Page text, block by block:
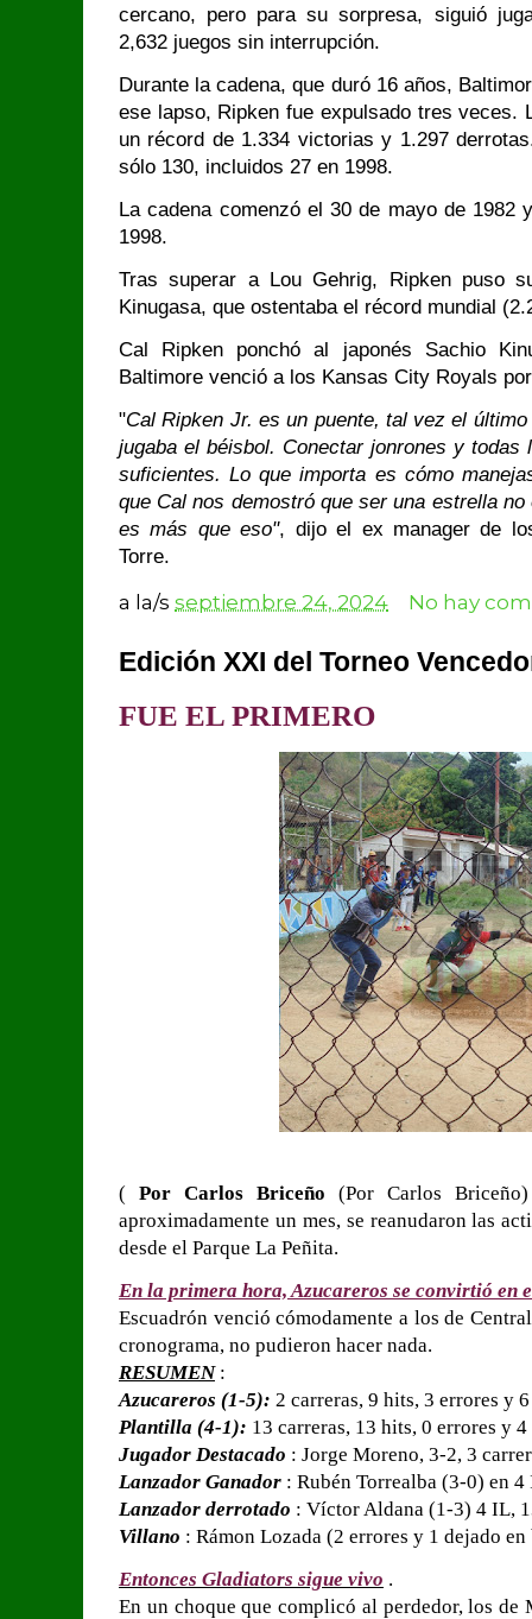
cercano, pero para su sorpresa, siguió
2,632 juegos sin interrupción.
Durante la cadena, que duró 16 años,
ese lapso, Ripken fue expulsado tres veces.
un récord de 1.334 victorias y 1.297
sólo 130, incluidos 27 en 1998.
La cadena comenzó el 30 de mayo de 1982
1998.
Tras superar a Lou Gehrig, Ripken puso
Kinugasa, que ostentaba el récord mundial
Cal Ripken ponchó al japonés Sachio
Baltimore venció a los Kansas City Royals
"Cal Ripken Jr. es un puente, tal vez el
jugaba el béisbol. Conectar jonrones y
suficientes. Lo que importa es cómo
que Cal nos demostró que ser una estrella
es más que eso", dijo el ex manager de
Torre.
a la/s septiembre 24, 2024 No hay
Edición XXI del Torneo
FUE EL PRIMERO
( Por Carlos Briceño (Por Carlos
aproximadamente un mes, se reanudaron las
desde el Parque La Peñita.
En la primera hora, Azucareros se convirtió en
Escuadrón venció cómodamente a los de
cronograma, no pudieron hacer nada.
RESUMEN:
Azucareros (1-5): 2 carreras, 9 hits, 3 errores y
Plantilla (4-1): 13 carreras, 13 hits, 0 errores y
Jugador Destacado : Jorge Moreno, 3-2, 3
Lanzador Ganador : Rubén Torrealba (3-0) en 4
Lanzador derrotado : Víctor Aldana (1-3) 4 IL,
Villano : Rámon Lozada (2 errores y 1 dejado en
Entonces Gladiators sigue vivo .
En un choque que complicó al perdedor, los de